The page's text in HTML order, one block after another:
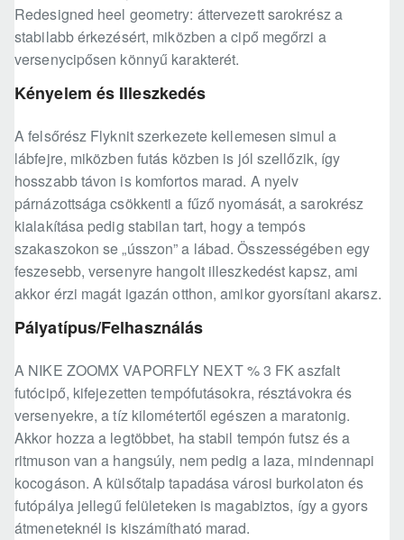
Redesigned heel geometry: áttervezett sarokrész a
stabilabb érkezésért, miközben a cipő megőrzi a
versenycipősen könnyű karakterét.
Kényelem és Illeszkedés
A felsőrész Flyknit szerkezete kellemesen simul a
lábfejre, miközben futás közben is jól szellőzik, így
hosszabb távon is komfortos marad. A nyelv
párnázottsága csökkenti a fűző nyomását, a sarokrész
kialakítása pedig stabilan tart, hogy a tempós
szakaszokon se „ússzon” a lábad. Összességében egy
feszesebb, versenyre hangolt illeszkedést kapsz, ami
akkor érzi magát igazán otthon, amikor gyorsítani akarsz.
Pályatípus/Felhasználás
A NIKE ZOOMX VAPORFLY NEXT % 3 FK aszfalt
futócipő, kifejezetten tempófutásokra, résztávokra és
versenyekre, a tíz kilométertől egészen a maratonig.
Akkor hozza a legtöbbet, ha stabil tempón futsz és a
ritmuson van a hangsúly, nem pedig a laza, mindennapi
kocogáson. A külsőtalp tapadása városi burkolaton és
futópálya jellegű felületeken is magabiztos, így a gyors
átmeneteknél is kiszámítható marad.